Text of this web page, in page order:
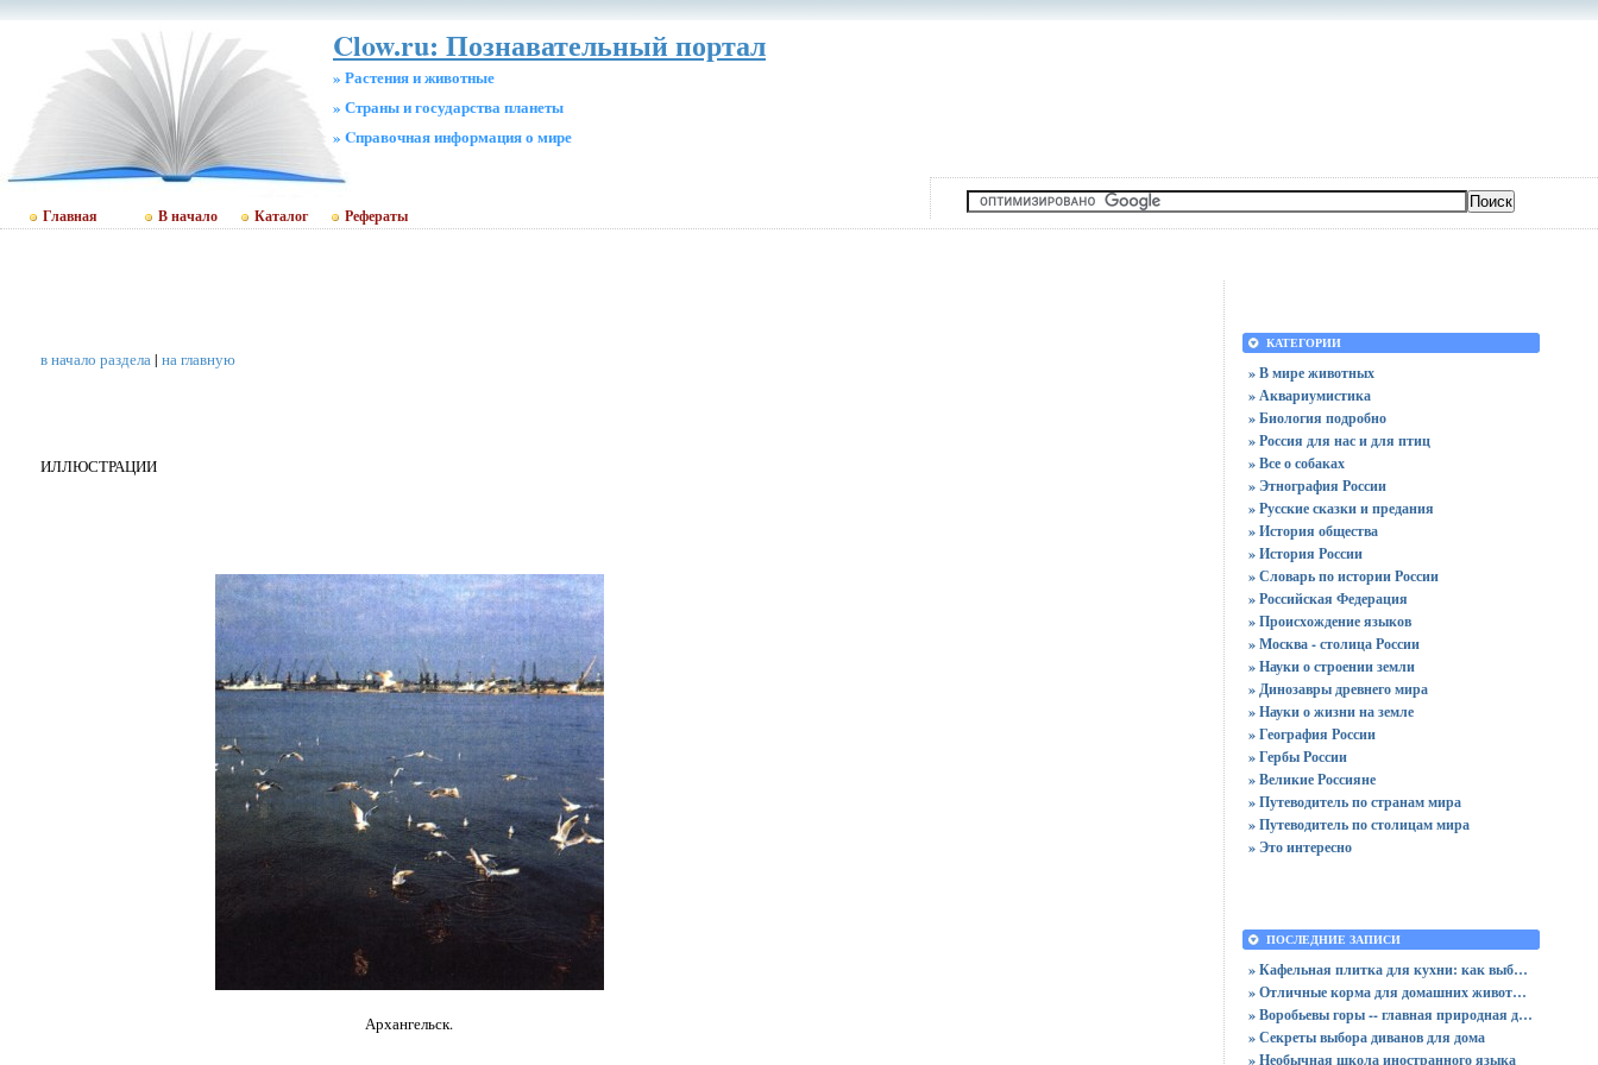
Clow.ru: Познавательный портал
» Растения и животные
» Страны и государства планеты
» Cправочная информация о мире
Главная В начало Каталог Рефераты
в начало раздела| на главную
ИЛЛЮСТРАЦИИ
Архангельск.
КАТЕГОРИИ
» В мире животных
» Аквариумистика
» Биология подробно
» Россия для нас и для птиц
» Все о собаках
» Этнография России
» Русские сказки и предания
» История общества
» История России
» Словарь по истории России
» Российская Федерация
» Происхождение языков
» Москва - столица России
» Науки о строении земли
» Динозавры древнего мира
» Науки о жизни на земле
» География России
» Гербы России
» Великие Россияне
» Путеводитель по странам мира
» Путеводитель по столицам мира
» Это интересно
ПОСЛЕДНИЕ ЗАПИСИ
» Кафельная плитка для кухни: как выбрать практичную отделку
» Отличные корма для домашних животных
» Воробьевы горы -- главная природная достопримечательность Москвы
» Секреты выбора диванов для дома
» Необычная школа иностранного языка